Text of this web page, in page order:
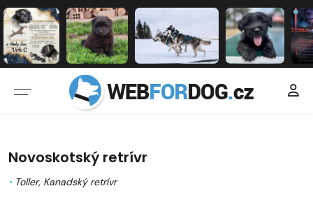
Novoskotský retrívr
• Toller, Kanadský retrívr